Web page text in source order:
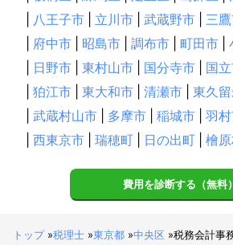
八王子市 立川市 武蔵野市 三
府中市 昭島市 調布市 町田市
日野市 東村山市 国分寺市 国
狛江市 東大和市 清瀬市
東久
武蔵村山市 多摩市 稲城市 羽
西東京市 瑞穂町 日の出町 檜
費用を診断する（無料）
トップ»税理士 »東京都 »中央区 »税務会計事